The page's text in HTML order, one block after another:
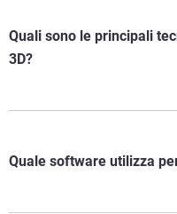
Quali sono le principali
3D?
Quale software utilizza